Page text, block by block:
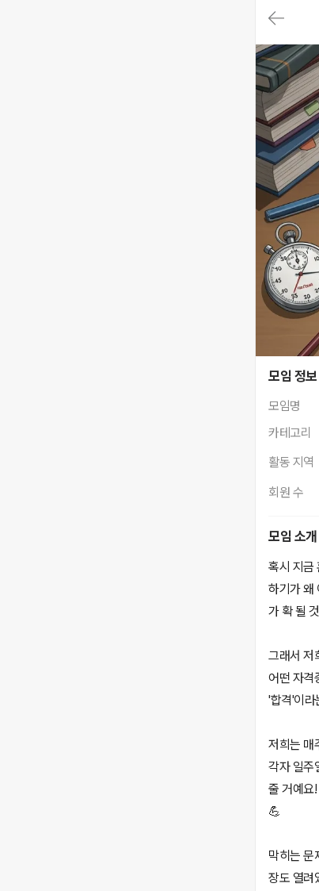
가
기
(메
인,
모
임,
게
시
판,
모
임,
M
본
바
로
가
모임 정보
모임명
카테고리
활동 지역
회원 수
모임 소개
혹시 지금
하기가 왜
가 확 될
그래서 저
어떤 자격
'합격'이라
저희는 매
각자 일주
줄 거예요
💪
막히는 문
장도 열려